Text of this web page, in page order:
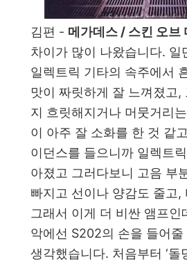
김편 - 메가데스 / 스킨 오브
차이가 많이 나왔습니다. 일
일렉트릭 기타의 속주에서
맛이 짜릿하게 잘 느껴졌고,
지 흐릿해지거나 머뭇거리
이 아주 잘 소화를 한 것 같
이던스를 들으니까 일렉트
아졌고 그러다보니 고음 부
빠지고 선이나 양감도 줄고,
그래서 이게 더 비싼 앰프인
악에선 S202의 손을 들어줄
생각했습니다. 처음부터 ‘돌